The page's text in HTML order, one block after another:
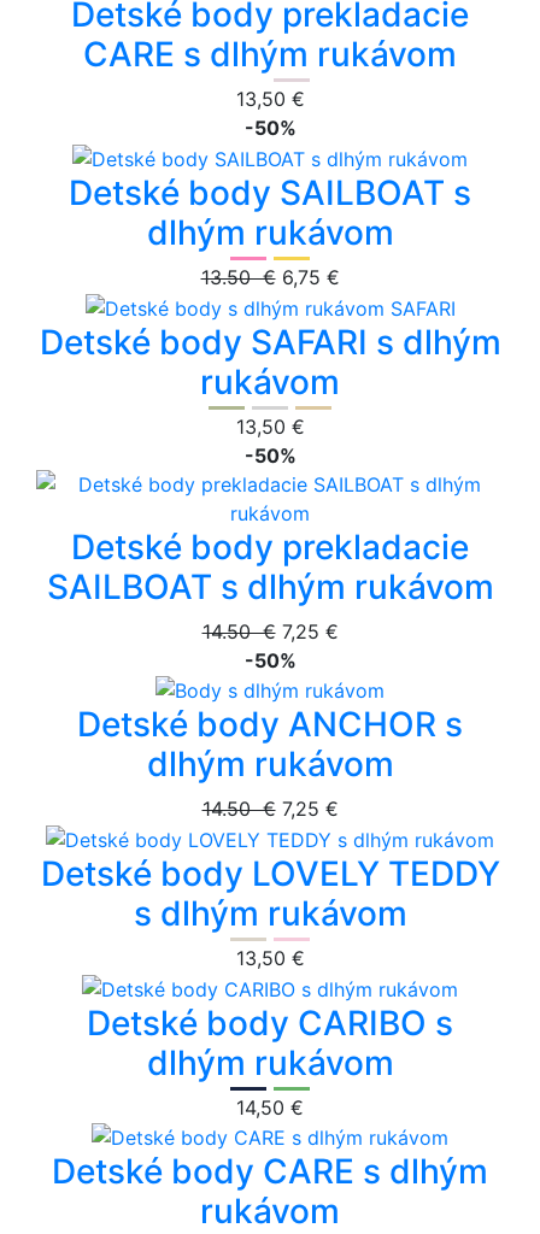
Detské body prekladacie
CARE s dlhým rukávom
13,50 €
-50%
Detské body SAILBOAT s
dlhým rukávom
13.50 € 6,75 €
Detské body SAFARI s dlhým
rukávom
13,50 €
-50%
Detské body prekladacie
SAILBOAT s dlhým rukávom
14.50 € 7,25 €
-50%
Detské body ANCHOR s
dlhým rukávom
14.50 € 7,25 €
Detské body LOVELY TEDDY
s dlhým rukávom
13,50 €
Detské body CARIBO s
dlhým rukávom
14,50 €
Detské body CARE s dlhým
rukávom